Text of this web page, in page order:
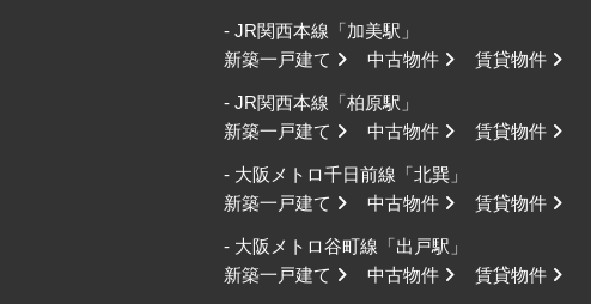
- JR関西本線「加美駅」
新築一戸建て
中古物件 賃貸物件
- JR関西本線「柏原駅」
新築一戸建て
中古物件 賃貸物件
- 大阪メトロ千日前線「北巽」
新築一戸建て
中古物件 賃貸物件
- 大阪メトロ谷町線「出戸駅」
新築一戸建て
中古物件 賃貸物件